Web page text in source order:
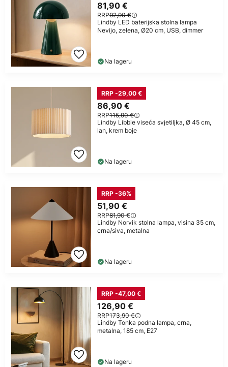
81,90 €
RRP92,90 €
Lindby LED baterijska stolna lampa
Nevijo, zelena, Ø20 cm, USB, dimmer
Na lageru
86,90 €
RRP115,90 €
RRP -29,00 €
Lindby Libbie viseća svjetiljka, Ø 45 cm,
lan, krem boje
Na lageru
51,90 €
RRP81,90 €
RRP -36%
Lindby Norvik stolna lampa, visina 35 cm,
crna/siva, metalna
Na lageru
126,90 €
RRP173,90 €
RRP -47,00 €
Lindby Tonka podna lampa, crna,
metalna, 185 cm, E27
Na lageru